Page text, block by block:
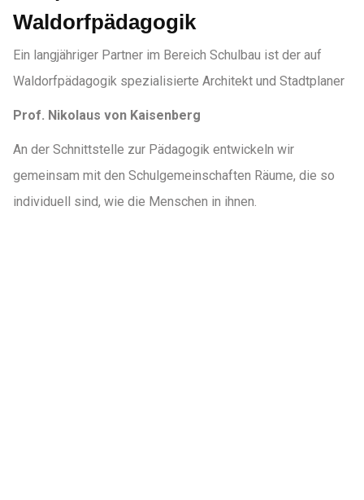
Waldorfpädagogik
Ein langjähriger Partner im Bereich Schulbau ist der auf
Waldorfpädagogik spezialisierte Architekt und Stadtplaner
Prof. Nikolaus von Kaisenberg
An der Schnittstelle zur Pädagogik entwickeln wir
gemeinsam mit den Schulgemeinschaften Räume, die so
individuell sind, wie die Menschen in ihnen.